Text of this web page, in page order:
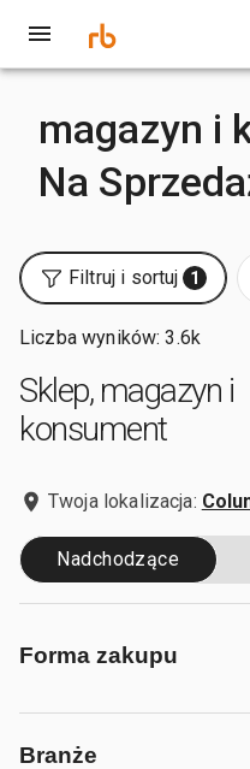
magazyn i
Na
Filtruj i sortuj 1
Liczba wyników: 3.6k
Sklep, magazyn i
konsument
Twoja lokalizacja:
Nadchodzące
Forma zakupu
Branże